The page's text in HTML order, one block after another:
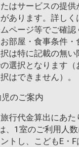
トラン＆メニュ
キング（レスト
ックファースト
する場合がござい
の臨時営業の場
たはサービスの提
あります。詳しく
ページ等でご確認
お部屋・食事条件
は特に記載の無い
選択となります
はできません）。
のご案内
旅行代金算出にあた
、1室のご利用人
トし、こどもE・